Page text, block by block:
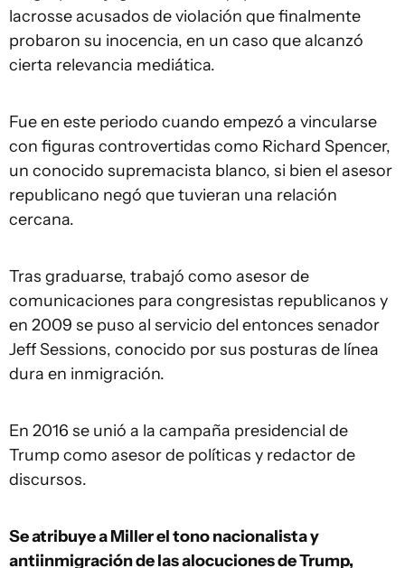
lacrosse acusados de violación que finalmente
probaron su inocencia, en un caso que alcanzó
cierta relevancia mediática.
Fue en este periodo cuando empezó a vincularse
con figuras controvertidas como Richard Spencer,
un conocido supremacista blanco, si bien el asesor
republicano negó que tuvieran una relación
cercana.
Tras graduarse, trabajó como asesor de
comunicaciones para congresistas republicanos y
en 2009 se puso al servicio del entonces senador
Jeff Sessions, conocido por sus posturas de línea
dura en inmigración.
En 2016 se unió a la campaña presidencial de
Trump como asesor de políticas y redactor de
discursos.
Se atribuye a Miller el tono nacionalista y
antiinmigración de las alocuciones de Trump,